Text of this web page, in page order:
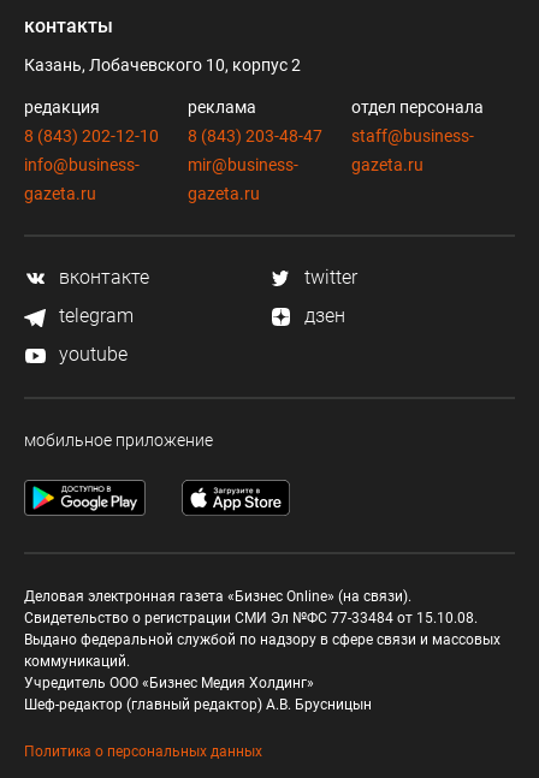
контакты
Казань, Лобачевского 10, корпус 2
редакция
8 (843) 202-12-10
info@business-
gazeta.ru
реклама
8 (843) 203-48-47
mir@business-
gazeta.ru
отдел персонала
staff@business-
gazeta.ru
вконтакте
twitter
telegram
дзен
youtube
мобильное приложение
Деловая электронная газета «Бизнес Online» (на связи).
Свидетельство о регистрации СМИ Эл №ФС 77-33484 от 15.10.08.
Выдано федеральной службой по надзору в сфере связи и массовых
коммуникаций.
Учредитель ООО «Бизнес Медия Холдинг»
Шеф-редактор (главный редактор) А.В. Брусницын
Политика о персональных данных